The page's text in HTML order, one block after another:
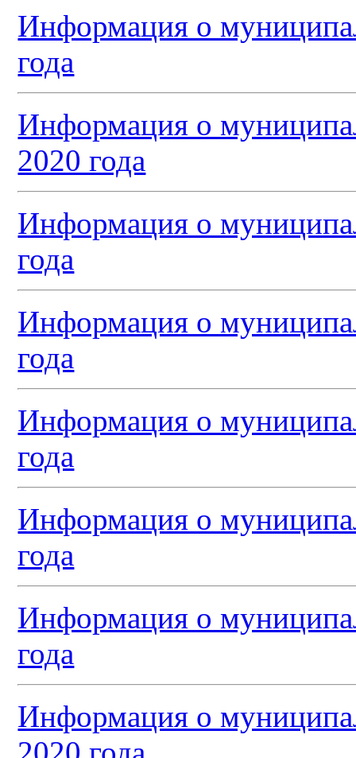
Информация о
года
Информация о
2020 года
Информация о
года
Информация о
года
Информация о
года
Информация о
года
Информация о
года
Информация о